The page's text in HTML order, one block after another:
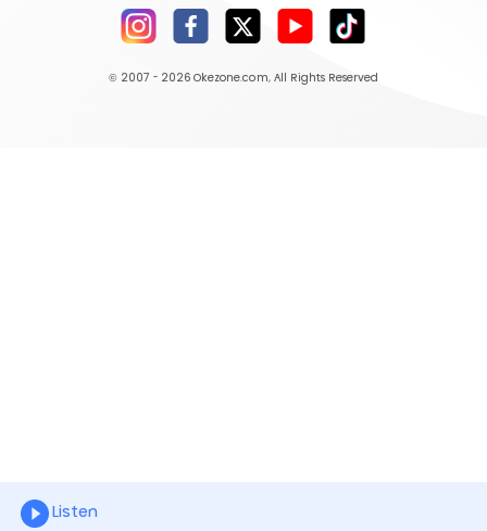
© 2007 - 2026 Okezone.com, All Rights Reserved
Listen